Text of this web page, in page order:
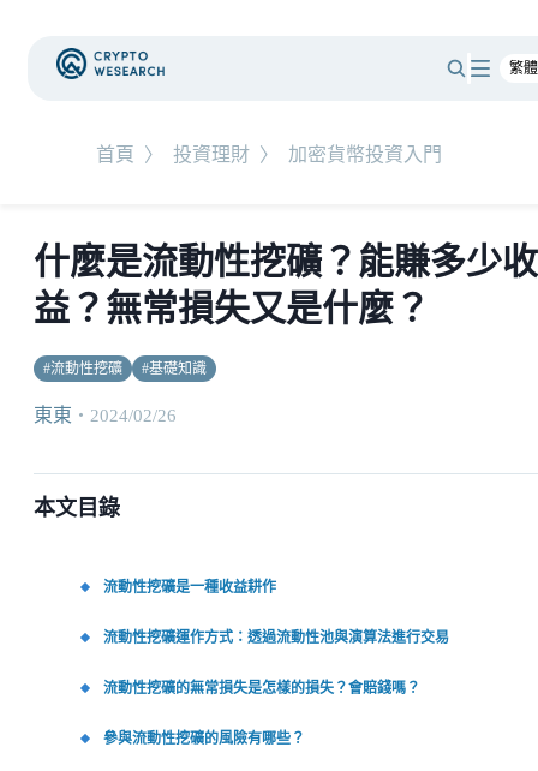
首頁 〉 投資理財 〉 加密貨幣投資入門
什麼是流動性挖礦？能賺多少收
益？無常損失又是什麼？
#流動性挖礦 #基礎知識
東東 ・ 2024/02/26
本文目錄
流動性挖礦是一種收益耕作
流動性挖礦運作方式：透過流動性池與演算法進行交易
流動性挖礦的無常損失是怎樣的損失？會賠錢嗎？
參與流動性挖礦的風險有哪些？